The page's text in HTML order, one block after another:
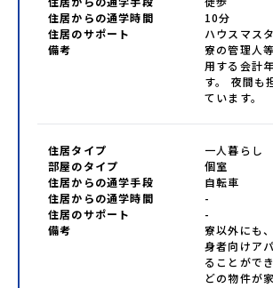
住居からの通学時間
10分
住居のサポート
ハウスマス
備考
寮の管理人
用する会計
す。 夜間も
ています。
住居タイプ
一人暮らし
部屋のタイプ
個室
住居からの通学手段
自転車
住居からの通学時間
-
住居のサポート
-
備考
寮以外にも
身者向けア
ることがで
どの物件が